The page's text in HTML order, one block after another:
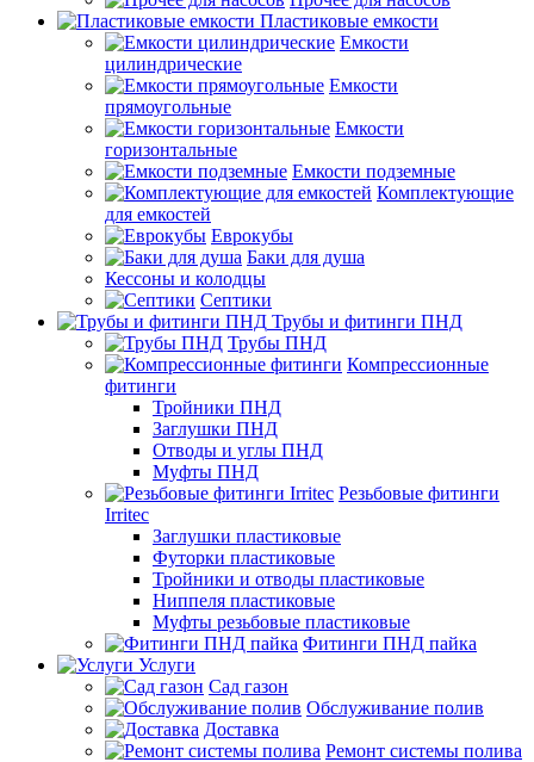
Пластиковые емкости
Емкости
цилиндрические
Емкости
прямоугольные
Емкости
горизонтальные
Емкости подземные
Комплектующие
для емкостей
Еврокубы
Баки для душа
Кессоны и колодцы
Септики
Трубы и фитинги ПНД
Трубы ПНД
Компрессионные
фитинги
Тройники ПНД
Заглушки ПНД
Отводы и углы ПНД
Муфты ПНД
Резьбовые фитинги
Irritec
Заглушки пластиковые
Футорки пластиковые
Тройники и отводы пластиковые
Ниппеля пластиковые
Муфты резьбовые пластиковые
Фитинги ПНД пайка
Услуги
Сад газон
Обслуживание полив
Доставка
Ремонт системы полива